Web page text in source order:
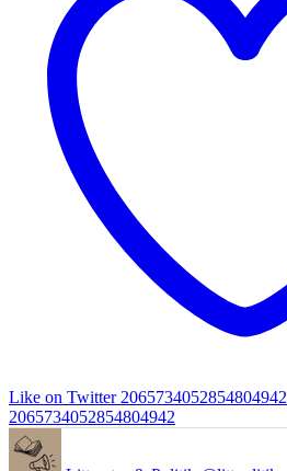
Like on Twitter 2065734052854804942
2065734052854804942